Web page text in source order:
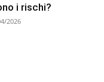
i rischi?
2026